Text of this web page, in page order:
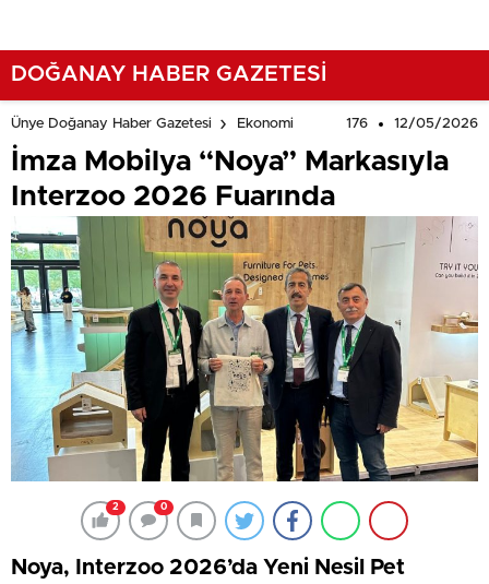
DOĞANAY HABER GAZETESİ
Ünye Doğanay Haber Gazetesi Ekonomi 176 12/05/2026
İmza Mobilya “Noya” Markasıyla
Interzoo 2026 Fuarında
2 0
Noya, Interzoo 2026’da Yeni Nesil Pet